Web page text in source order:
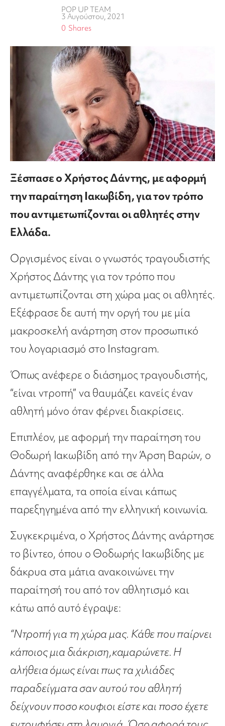
POP UP TEAM
3 Αυγούστου, 2021
Shares
0
Ξέσπασε ο Χρήστος Δάντης, με αφορμή
την παραίτηση Ιακωβίδη, για τον τρόπο
που αντιμετωπίζονται οι αθλητές στην
Ελλάδα.
Οργισμένος είναι ο γνωστός τραγουδιστής
Χρήστος Δάντης για τον τρόπο που
αντιμετωπίζονται στη χώρα μας οι αθλητές.
Εξέφρασε δε αυτή την οργή του με μία
μακροσκελή ανάρτηση στον προσωπικό
του λογαριασμό στο Instagram.
Όπως ανέφερε ο διάσημος τραγουδιστής,
“είναι ντροπή” να θαυμάζει κανείς έναν
αθλητή μόνο όταν φέρνει διακρίσεις.
Επιπλέον, με αφορμή την παραίτηση του
Θοδωρή Ιακωβίδη από την Άρση Βαρών, o
Δάντης αναφέρθηκε και σε άλλα
επαγγέλματα, τα οποία είναι κάπως
παρεξηγημένα από την ελληνική κοινωνία.
Συγκεκριμένα, ο Χρήστος Δάντης ανάρτησε
το βίντεο, όπου ο Θοδωρής Ιακωβίδης με
δάκρυα στα μάτια ανακοινώνει την
παραίτησή του από τον αθλητισμό και
κάτω από αυτό έγραψε:
“Ντροπή για τη χώρα μας. Κάθε που παίρνει
κάποιος μια διάκριση,καμαρώνετε. Η
αλήθεια όμως είναι πως τα χιλιάδες
παραδείγματα σαν αυτού του αθλητή
δείχνουν ποσο κουφιοι είστε και ποσο έχετε